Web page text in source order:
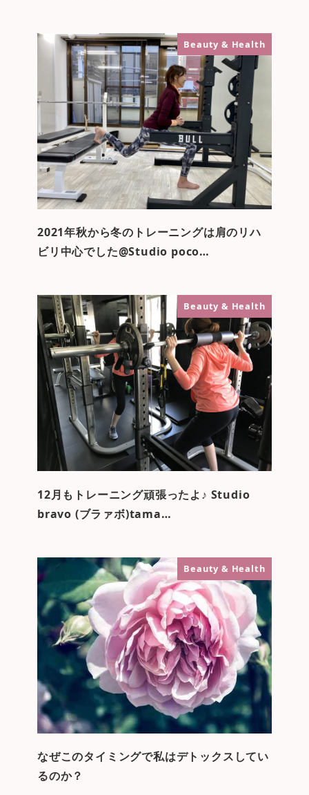
Beauty & Health
2021年秋から冬のトレーニングは肩のリハ
ビリ中心でした@Studio poco…
Beauty & Health
12月もトレーニング頑張ったよ♪ Studio
bravo (ブラァボ)tama…
Beauty & Health
なぜこのタイミングで私はデトックスしてい
るのか？